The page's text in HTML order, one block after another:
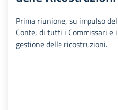
Prima riunione, su impulso
Conte, di tutti i Commissari e
gestione delle ricostruzioni.